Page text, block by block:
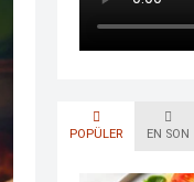
POPÜLER EN SON